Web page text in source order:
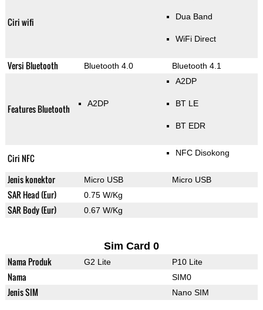
Ciri wifi Dua Band
WiFi Direct
Versi Bluetooth Bluetooth 4.0 Bluetooth 4.1
Features Bluetooth A2DP
A2DP
BT LE
BT EDR
Ciri NFC NFC Disokong
Jenis konektor Micro USB Micro USB
SAR Head (Eur) 0.75 W/Kg
SAR Body (Eur) 0.67 W/Kg
Sim Card 0
Nama Produk G2 Lite P10 Lite
Nama SIM0
Jenis SIM Nano SIM